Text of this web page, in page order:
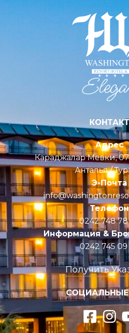
КОНТАКТ
Адрес
Караджалар Мевки,
Анталья /
Э-Почта
Телефон
0242 748
Информация &
0242 745
Получить
СОЦИАЛЬНЫЕ